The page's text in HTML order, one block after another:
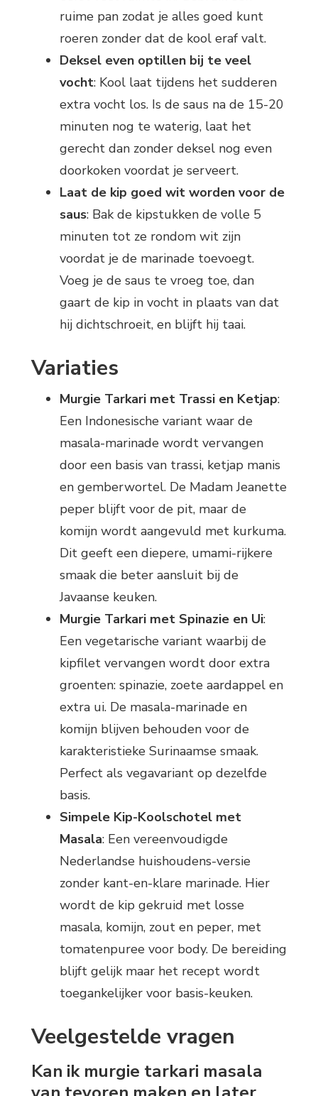
ruime pan zodat je alles goed kunt
roeren zonder dat de kool eraf valt.
Deksel even optillen bij te veel
vocht: Kool laat tijdens het sudderen
extra vocht los. Is de saus na de 15-20
minuten nog te waterig, laat het
gerecht dan zonder deksel nog even
doorkoken voordat je serveert.
Laat de kip goed wit worden voor de
saus: Bak de kipstukken de volle 5
minuten tot ze rondom wit zijn
voordat je de marinade toevoegt.
Voeg je de saus te vroeg toe, dan
gaart de kip in vocht in plaats van dat
hij dichtschroeit, en blijft hij taai.
Variaties
Murgie Tarkari met Trassi en Ketjap:
Een Indonesische variant waar de
masala-marinade wordt vervangen
door een basis van trassi, ketjap manis
en gemberwortel. De Madam Jeanette
peper blijft voor de pit, maar de
komijn wordt aangevuld met kurkuma.
Dit geeft een diepere, umami-rijkere
smaak die beter aansluit bij de
Javaanse keuken.
Murgie Tarkari met Spinazie en Ui:
Een vegetarische variant waarbij de
kipfilet vervangen wordt door extra
groenten: spinazie, zoete aardappel en
extra ui. De masala-marinade en
komijn blijven behouden voor de
karakteristieke Surinaamse smaak.
Perfect als vegavariant op dezelfde
basis.
Simpele Kip-Koolschotel met
Masala: Een vereenvoudigde
Nederlandse huishoudens-versie
zonder kant-en-klare marinade. Hier
wordt de kip gekruid met losse
masala, komijn, zout en peper, met
tomatenpuree voor body. De bereiding
blijft gelijk maar het recept wordt
toegankelijker voor basis-keuken.
Veelgestelde vragen
Kan ik murgie tarkari masala